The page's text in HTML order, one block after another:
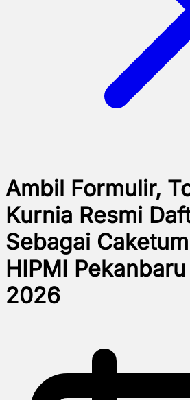
Ambil Formulir,
Kurnia Resmi
Sebagai
HIPMI
2026